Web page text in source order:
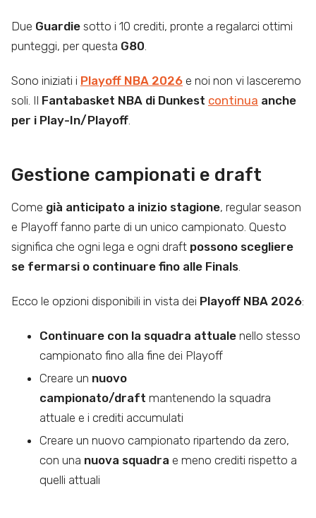
Due Guardie sotto i 10 crediti, pronte a regalarci ottimi
punteggi, per questa G80.
Sono iniziati i Playoff NBA 2026 e noi non vi lasceremo
soli. Il Fantabasket NBA di Dunkest continua anche
per i Play-In/Playoff.
Gestione campionati e draft
Come già anticipato a inizio stagione, regular season
e Playoff fanno parte di un unico campionato. Questo
significa che ogni lega e ogni draft possono scegliere
se fermarsi o continuare fino alle Finals.
Ecco le opzioni disponibili in vista dei Playoff NBA 2026:
Continuare con la squadra attuale nello stesso
campionato fino alla fine dei Playoff
Creare un nuovo
campionato/draft mantenendo la squadra
attuale e i crediti accumulati
Creare un nuovo campionato ripartendo da zero,
con una nuova squadra e meno crediti rispetto a
quelli attuali